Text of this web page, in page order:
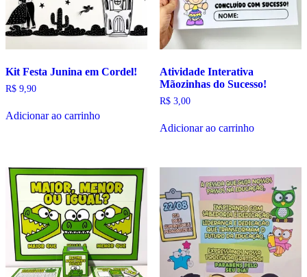
Kit Festa Junina em Cordel!
R$ 9,90
Adicionar ao carrinho
Atividade Interativa
Mãozinhas do Sucesso!
R$3,00
Adicionar ao carrinho